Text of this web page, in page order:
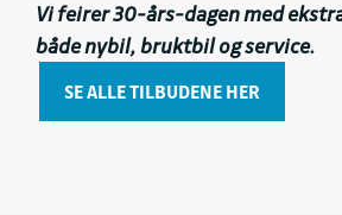
Vi feirer 30-års-dagen med
både nybil, bruktbil og service.
SE ALLE TILBUDENE HER